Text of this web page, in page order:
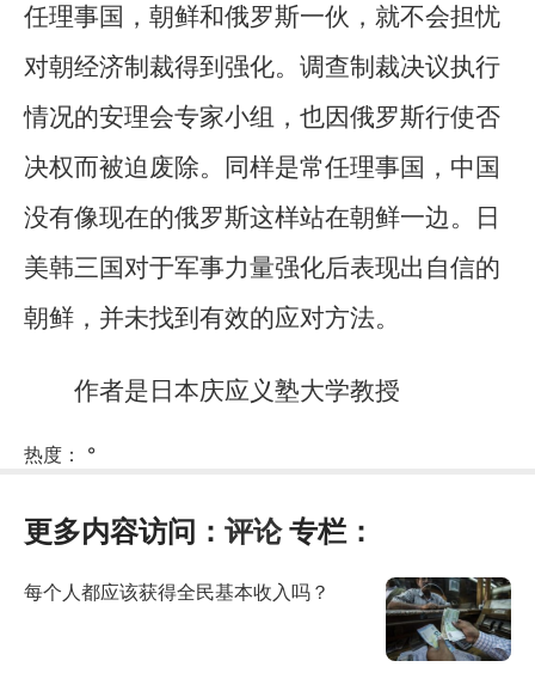
任理事国，朝鲜和俄罗斯一伙，就不会担忧
对朝经济制裁得到强化。调查制裁决议执行
情况的安理会专家小组，也因俄罗斯行使否
决权而被迫废除。同样是常任理事国，中国
没有像现在的俄罗斯这样站在朝鲜一边。日
美韩三国对于军事力量强化后表现出自信的
朝鲜，并未找到有效的应对方法。
作者是日本庆应义塾大学教授
热度： °
更多内容访问： 评论专栏：
每个人都应该获得全民基本收入吗？